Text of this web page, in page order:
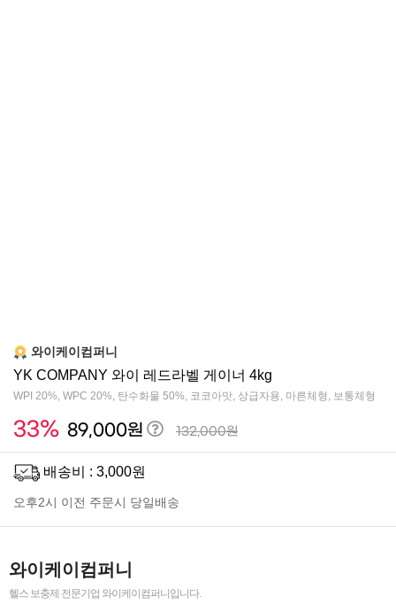
와이케이컴퍼니
YK COMPANY 와이 레드라벨 게이너 4kg
WPI 20%, WPC 20%, 탄수화물 50%, 코코아맛, 상급자용, 마른체형, 보통체형
33% 89,000원
회
원
내
132,000원
배송비 : 3,000원
오후2시 이전 주문시 당일배송
와이케이컴퍼니
헬스 보충제 전문기업 와이케이컴퍼니입니다.